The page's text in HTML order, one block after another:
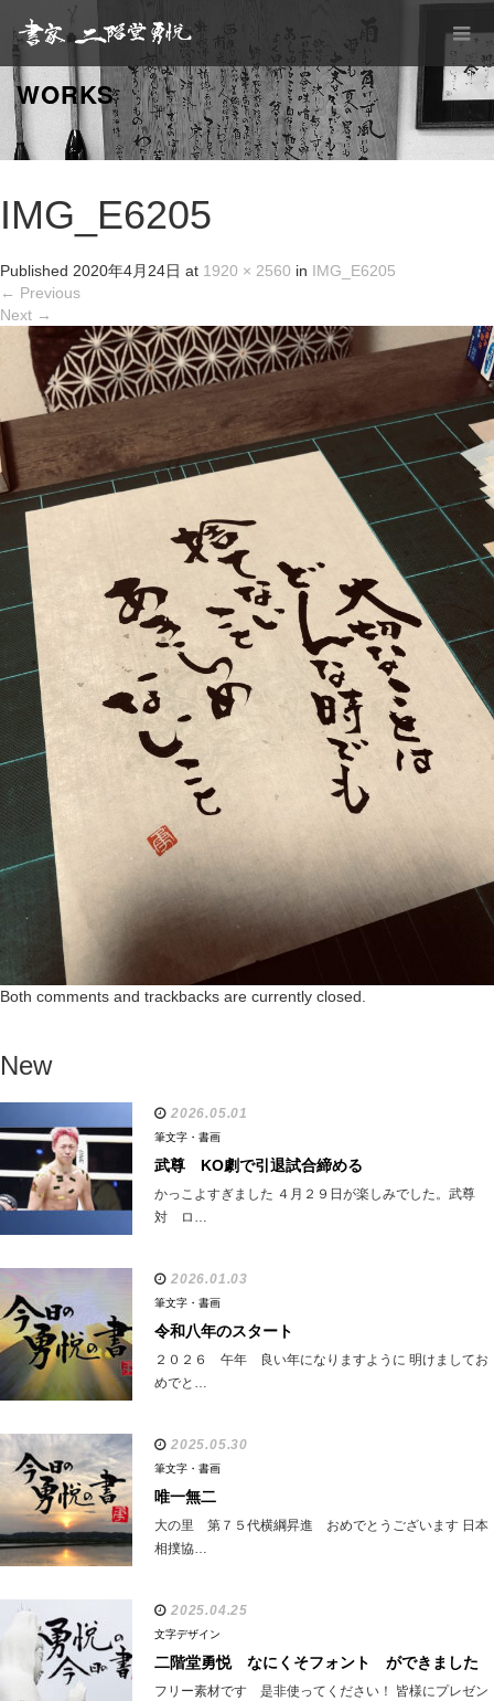
WORKS
IMG_E6205
Published 2020年4月24日 at 1920 × 2560 in IMG_E6205
← Previous
Next →
Both comments and trackbacks are currently closed.
New
2026.05.01
筆文字・書画
武尊 KO劇で引退試合締める
かっこよすぎました ４月２９日が楽しみでした。武尊
対 ロ…
2026.01.03
筆文字・書画
令和八年のスタート
２０２６ 午年 良い年になりますように 明けましてお
めでと…
2025.05.30
筆文字・書画
唯一無二
大の里 第７５代横綱昇進 おめでとうございます 日本
相撲協…
2025.04.25
文字デザイン
二階堂勇悦 なにくそフォント ができました
フリー素材です 是非使ってください！ 皆様にプレゼン